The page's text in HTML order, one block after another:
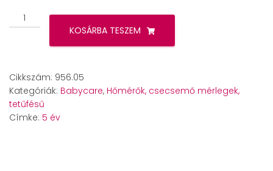
Beurer
BY
mennyiség
KOSÁRBA TESZEM
Cikkszám: 956.05
Kategóriák: Babycare, Hőmérők, csecsemő mérlegek,
tetűfésű
Címke: 5 év